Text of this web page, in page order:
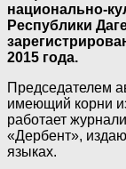
национально-
Республики
2015 года.
Председателем
имеющий корни
работает
«Дербент»,
языках.